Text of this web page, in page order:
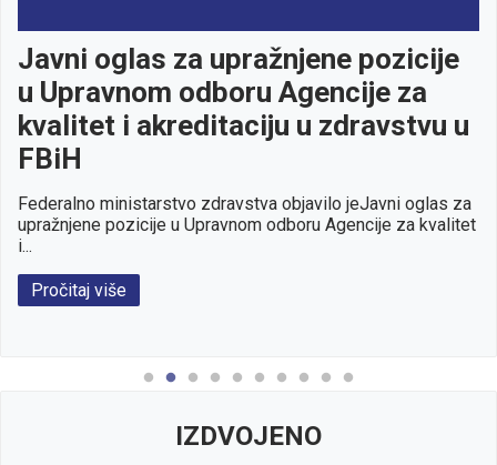
Javni oglas za upražnjene pozicije
u Upravnom odboru Agencije za
kvalitet i akreditaciju u zdravstvu u
FBiH
Federalno ministarstvo zdravstva objavilo jeJavni oglas za
upražnjene pozicije u Upravnom odboru Agencije za kvalitet
i...
Pročitaj više
IZDVOJENO